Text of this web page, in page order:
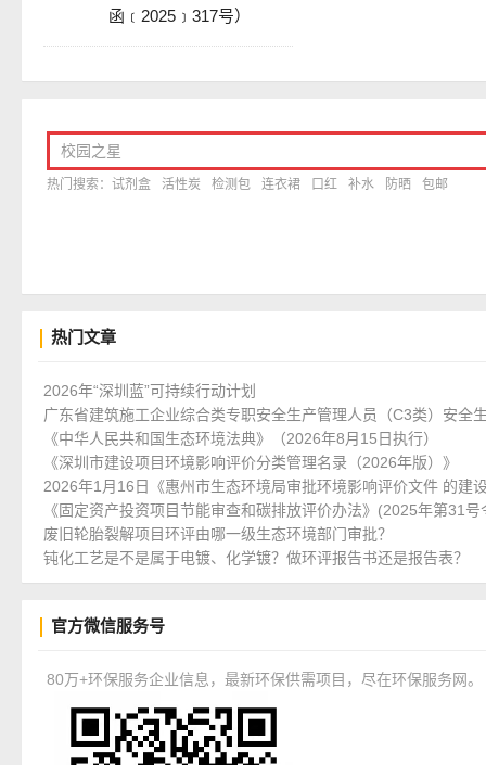
函﹝2025﹞317号）
热门文章
2026年“深圳蓝”可持续行动计划
广东省建筑施工企业综合类专职安全生产管理人员（C3类）安全
《中华人民共和国生态环境法典》（2026年8月15日执行）
《深圳市建设项目环境影响评价分类管理名录（2026年版）》
2026年1月16日《惠州市生态环境局审批环境影响评价文件 的建
《固定资产投资项目节能审查和碳排放评价办法》(2025年第31号
废旧轮胎裂解项目环评由哪一级生态环境部门审批？
钝化工艺是不是属于电镀、化学镀？做环评报告书还是报告表？
官方微信服务号
80万+环保服务企业信息，最新环保供需项目，尽在环保服务网。